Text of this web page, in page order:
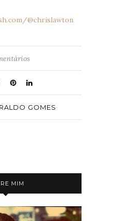
@chrislawton
GOMES
MIM